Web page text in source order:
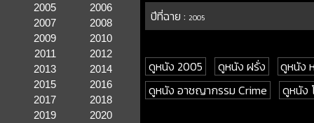
2005
2006
2007
2008
2009
2010
2011
2012
2013
2014
2015
2016
2017
2018
2019
2020
ปีที่ฉาย :2005
ดูหนัง 2005 ดูหนัง ฝรั่ง
ดูหนัง
ดูหนัง อาชญากรรม Crime
ดูหนัง